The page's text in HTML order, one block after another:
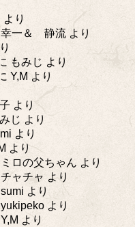
より
一＆ 静流 より
もみじ より
Y,M より
より
じ より
より
より
ミロの父ちゃん より
チャチャ より
sumi より
yukipeko より
Y,M より